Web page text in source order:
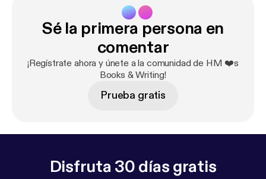
Sé la primera persona en
comentar
¡Regístrate ahora y únete a la comunidad de HM ❤️s
Books & Writing!
Prueba gratis
Disfruta 30 días gratis